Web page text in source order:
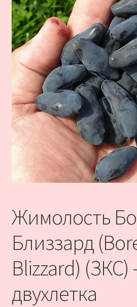
Жимолость
Близзард
Blizzard)
двухлетка